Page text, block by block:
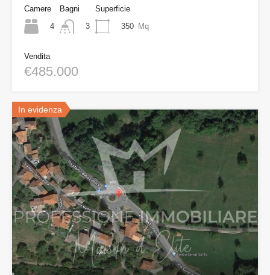
Camere
4
Bagni
3
Superficie
350 Mq
Vendita
€485.000
In evidenza